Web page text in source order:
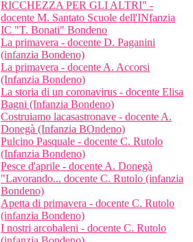
RICCHEZZA PER GLI ALTRI" -
docente M. Santato Scuole dell'INfanzia
IC "T. Bonati" Bondeno
La primavera - docente D. Paganini
(infanzia Bondeno)
La primavera - docente A. Accorsi
(Infanzia Bondeno)
La storia di un coronavirus - docente Elisa
Bagni (Infanzia Bondeno)
Costruiamo lacasastronave - docente A.
Donegà (Infanzia BOndeno)
Pulcino Pasquale - docente C. Rutolo
(Infanzia Bondeno)
Pesce d'aprile - docente A. Donegà
"Lavorando... docente C. Rutolo (infanzia
Bondeno)
Apetta di primavera - docente C. Rutolo
(infanzia Bondeno)
I nostri arcobaleni - docente C. Rutolo